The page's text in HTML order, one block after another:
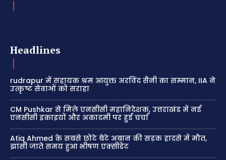
Headlines
rudrapur में सहायक श्रम आयुक्त अरविंद सैनी का सम्मान, IIA ने
उत्कृष्ट सेवाओं को सराहा
CM Pushkar से मिले एनसीसी महानिदेशक, उत्तराखंड में नई
एनसीसी इकाइयों और अकादमी पर हुई चर्चा
Atiq Ahmed के सबसे छोटे बेटे अबान की सड़क हादसे में मौत,
झांसी जाते समय हुआ भीषण एक्सीडेंट